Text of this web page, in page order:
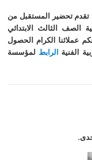
تقدم تحضير المستقبل من
الصف الثالث الابتدائي
عملائنا الكرام الحصول
الفنية الرابط لمؤسسة